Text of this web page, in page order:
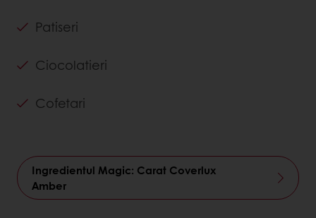
Patiseri
Ciocolatieri
Cofetari
Ingredientul Magic: Carat Coverlux
Amber